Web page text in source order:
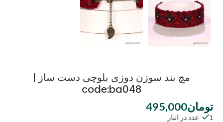
مچ بند سوزن دوزی بلوچی دست ساز |
code:ba048
تومان495,000
1 عدد در انبار